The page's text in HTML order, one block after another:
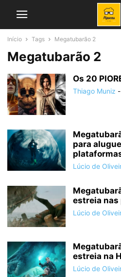
Início Tags Megatubarão 2
Megatubarão 2
Os 20
Thiago Muniz -
para
Lúcio de
estreia
Lúcio de
estreia na
Lúcio de